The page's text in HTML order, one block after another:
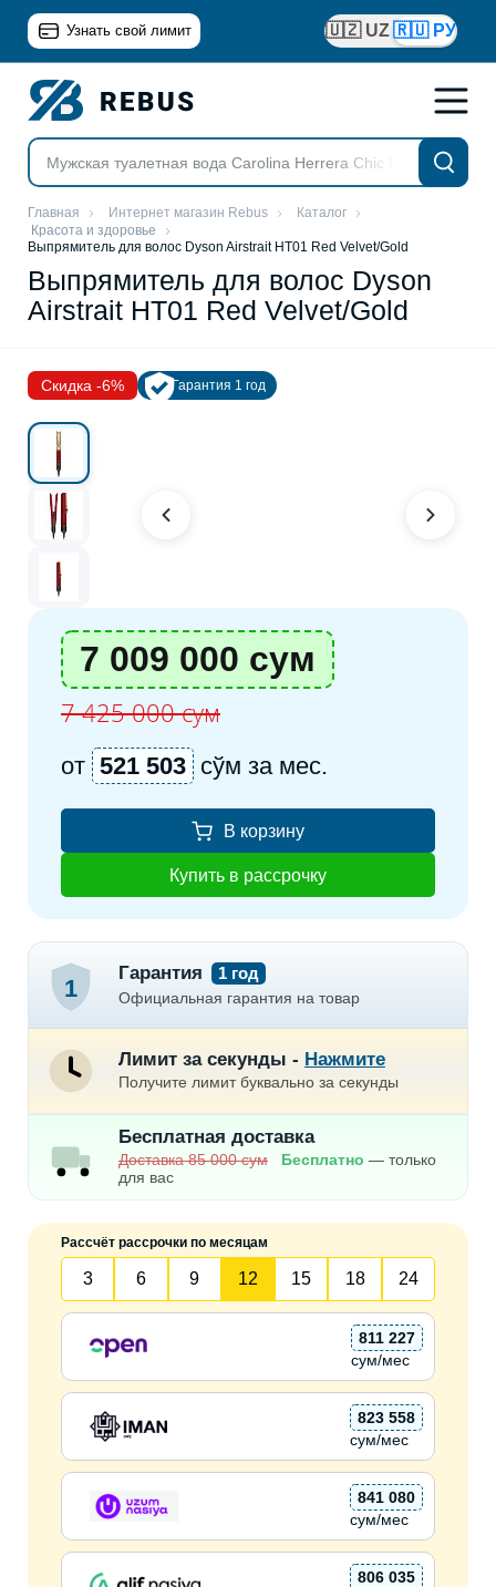
Узнать свой лимит 🇺🇿 UZ🇷🇺 РУ
Главная Интернет магазин Rebus
Каталог
Красота и здоровье
Выпрямитель для волос Dyson Airstrait HT01 Red Velvet/Gold
Выпрямитель для волос Dyson
Airstrait HT01 Red Velvet/Gold
Скидка -6% Гарантия 1 год
7 009 000 сум
7 425 000 сум
от 521 503 сўм за мес.
В корзину
Купить в рассрочку
1
Гарантия 1 год
Официальная гарантия на товар
Лимит за секунды - Нажмите
Получите лимит буквально за секунды
Бесплатная доставка
Доставка 85 000 сум Бесплатно — только
для вас
Рассчёт рассрочки по месяцам
3 6 9 12 15 18 24
811 227
сум/мес
823 558
сум/мес
841 080
сум/мес
806 035